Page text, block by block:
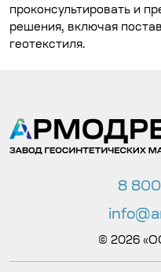
проконсультировать и
решения, включая
геотекстиля.
8
© 2026